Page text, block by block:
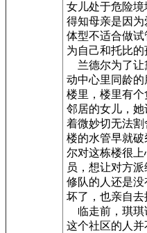
女儿处于危险
得知母亲是因
体型不适合做
为自己和托比的
兰德尔为了让
动中心里同龄
楼里，楼里有
邻居的女儿，
着微妙切无法
楼的水管早就
尔对这栋楼很
员，想让对方
修队的人还是
坏了，也亲自去
临走前，琪琪
这个社区的人